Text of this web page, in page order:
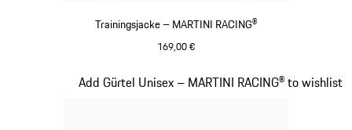
Trainingsjacke – MARTINI RACING®
169,00 €
Add Gürtel Unisex – MARTINI RACING® to wishlist
Slide 13 von 20